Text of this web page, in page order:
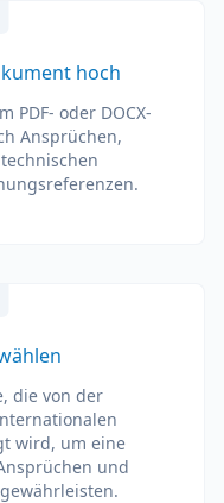
hoch
PDF- oder DOCX-
Ansprüchen,
die von der
wird, um eine
und